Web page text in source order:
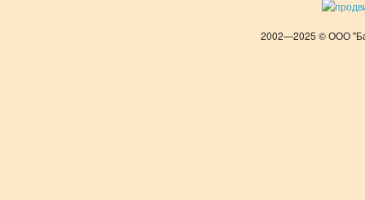
2002—2025 © ООО